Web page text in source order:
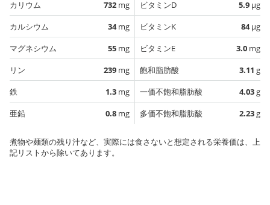
カリウム
732 mg
カルシウム
34mg
マグネシウム
55 mg
リン
239 mg
鉄
1.3 mg
亜鉛
0.8 mg
ビタミンD
5.9 µg
ビタミンK
84µg
ビタミンE
3.0 mg
飽和脂肪酸
3.11 g
一価不飽和脂肪酸
4.03g
多価不飽和脂肪酸
2.23g
煮物や麺類の残り汁など、実際には食さないと想定される栄養価は、上
記リストから除いてあります。